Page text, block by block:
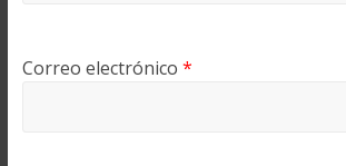
Correo electrónico *